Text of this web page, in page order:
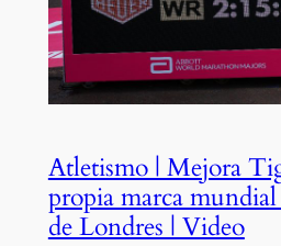
Atletismo | Mejora
propia marca
de Londres | Video